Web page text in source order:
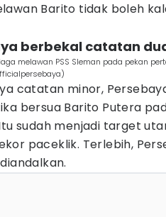
Barito tidak boleh
berbekal catatan
melawan PSS Sleman pada pekan
catatan minor,
bersua Barito Putera
sudah menjadi target
paceklik. Terlebih,